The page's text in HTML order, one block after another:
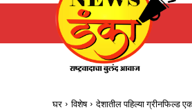
घर विशेष देशातील पहिल्या ग्रीनफिल्ड